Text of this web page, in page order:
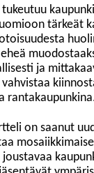
tukeutuu
tärkeät
ja
vahvistaa
on saanut
joustavaa